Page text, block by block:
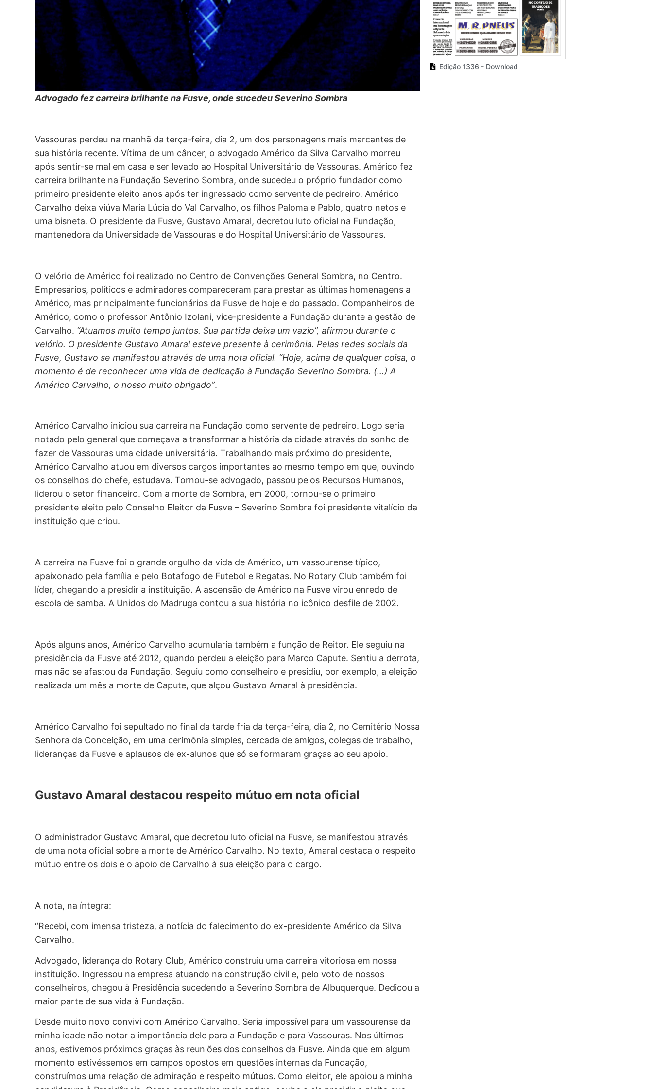
Advogado fez carreira brilhante na Fusve, onde sucedeu Severino Sombra
Vassouras perdeu na manhã da terça-feira, dia 2, um dos personagens mais marcantes de
sua história recente. Vítima de um câncer, o advogado Américo da Silva Carvalho morreu
após sentir-se mal em casa e ser levado ao Hospital Universitário de Vassouras. Américo fez
carreira brilhante na Fundação Severino Sombra, onde sucedeu o próprio fundador como
primeiro presidente eleito anos após ter ingressado como servente de pedreiro. Américo
Carvalho deixa viúva Maria Lúcia do Val Carvalho, os filhos Paloma e Pablo, quatro netos e
uma bisneta. O presidente da Fusve, Gustavo Amaral, decretou luto oficial na Fundação,
mantenedora da Universidade de Vassouras e do Hospital Universitário de Vassouras.
O velório de Américo foi realizado no Centro de Convenções General Sombra, no Centro.
Empresários, políticos e admiradores compareceram para prestar as últimas homenagens a
Américo, mas principalmente funcionários da Fusve de hoje e do passado. Companheiros de
Américo, como o professor Antônio Izolani, vice-presidente a Fundação durante a gestão de
Carvalho. “Atuamos muito tempo juntos. Sua partida deixa um vazio”, afirmou durante o
velório. O presidente Gustavo Amaral esteve presente à cerimônia. Pelas redes sociais da
Fusve, Gustavo se manifestou através de uma nota oficial. “Hoje, acima de qualquer coisa, o
momento é de reconhecer uma vida de dedicação à Fundação Severino Sombra. (…) A
Américo Carvalho, o nosso muito obrigado”.
Américo Carvalho iniciou sua carreira na Fundação como servente de pedreiro. Logo seria
notado pelo general que começava a transformar a história da cidade através do sonho de
fazer de Vassouras uma cidade universitária. Trabalhando mais próximo do presidente,
Américo Carvalho atuou em diversos cargos importantes ao mesmo tempo em que, ouvindo
os conselhos do chefe, estudava. Tornou-se advogado, passou pelos Recursos Humanos,
liderou o setor financeiro. Com a morte de Sombra, em 2000, tornou-se o primeiro
presidente eleito pelo Conselho Eleitor da Fusve – Severino Sombra foi presidente vitalício da
instituição que criou.
A carreira na Fusve foi o grande orgulho da vida de Américo, um vassourense típico,
apaixonado pela família e pelo Botafogo de Futebol e Regatas. No Rotary Club também foi
líder, chegando a presidir a instituição. A ascensão de Américo na Fusve virou enredo de
escola de samba. A Unidos do Madruga contou a sua história no icônico desfile de 2002.
Após alguns anos, Américo Carvalho acumularia também a função de Reitor. Ele seguiu na
presidência da Fusve até 2012, quando perdeu a eleição para Marco Capute. Sentiu a derrota,
mas não se afastou da Fundação. Seguiu como conselheiro e presidiu, por exemplo, a eleição
realizada um mês a morte de Capute, que alçou Gustavo Amaral à presidência.
Américo Carvalho foi sepultado no final da tarde fria da terça-feira, dia 2, no Cemitério Nossa
Senhora da Conceição, em uma cerimônia simples, cercada de amigos, colegas de trabalho,
lideranças da Fusve e aplausos de ex-alunos que só se formaram graças ao seu apoio.
Gustavo Amaral destacou respeito mútuo em nota oficial
O administrador Gustavo Amaral, que decretou luto oficial na Fusve, se manifestou através
de uma nota oficial sobre a morte de Américo Carvalho. No texto, Amaral destaca o respeito
mútuo entre os dois e o apoio de Carvalho à sua eleição para o cargo.
A nota, na íntegra:
“Recebi, com imensa tristeza, a notícia do falecimento do ex-presidente Américo da Silva
Carvalho.
Advogado, liderança do Rotary Club, Américo construiu uma carreira vitoriosa em nossa
instituição. Ingressou na empresa atuando na construção civil e, pelo voto de nossos
conselheiros, chegou à Presidência sucedendo a Severino Sombra de Albuquerque. Dedicou a
maior parte de sua vida à Fundação.
Desde muito novo convivi com Américo Carvalho. Seria impossível para um vassourense da
minha idade não notar a importância dele para a Fundação e para Vassouras. Nos últimos
anos, estivemos próximos graças às reuniões dos conselhos da Fusve. Ainda que em algum
momento estivéssemos em campos opostos em questões internas da Fundação,
construímos uma relação de admiração e respeito mútuos. Como eleitor, ele apoiou a minha
Edição 1336 - Download